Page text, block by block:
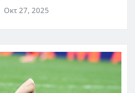
Οκτ 27, 2025